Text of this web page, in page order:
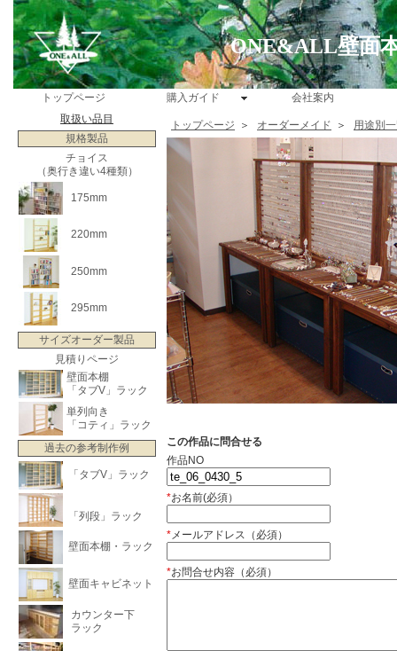
ONE&ALL壁面
トップページ 購入ガイド
会社案内
取扱い品目
規格製品
チョイス
（奥行き違い4種類）
175mm
220mm
250mm
295mm
サイズオーダー製品
見積りページ
壁面本棚
「タブV」ラック
単列向き
「コティ」ラック
過去の参考制作例
「タブV」ラック
「列段」ラック
壁面本棚・ラック
壁面キャビネット
カウンター下
ラック
トップページ ＞ オーダーメイド ＞ 用途別
この作品に問合せる
作品NO
*お名前(必須）
*メールアドレス（必須）
*お問合せ内容（必須）